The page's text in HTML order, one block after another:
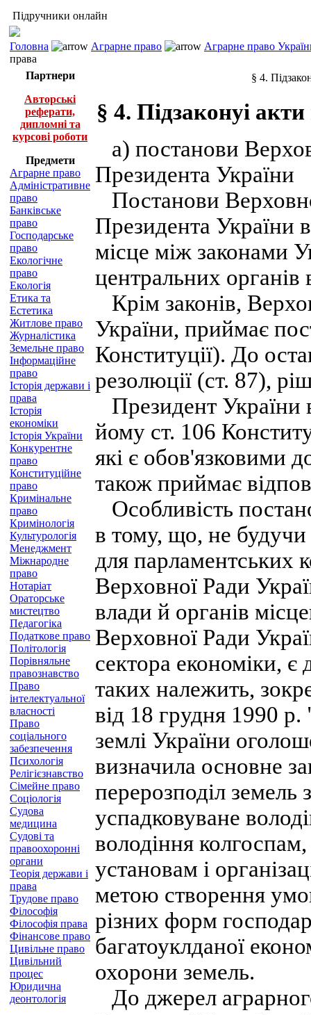
Підручники онлайн
Головна Аграрне право
Аграрне право
права
Партнери
Авторські
реферати,
дипломні та
курсові роботи
Предмети
Аграрне право
Адміністративне
право
Банківське
право
Господарське
право
Екологічне
право
Екологія
Етика та
Естетика
Житлове право
Журналістика
Земельне право
Інформаційне
право
Історія держави і
права
Історія
економіки
Історія України
Конкурентне
право
Конституційне
право
Кримінальне
право
Кримінологія
Культурологія
Менеджмент
Міжнародне
право
Нотаріат
Ораторське
мистецтво
Педагогіка
Податкове право
Політологія
Порівняльне
правознавство
Право
інтелектуальної
власності
Право
соціального
забезпечення
Психологія
Релігієзнавство
Сімейне право
Соціологія
Судова
медицина
Судові та
правоохоронні
органи
Теорія держави і
права
Трудове право
Філософія
Філософія права
Фінансове право
Цивільне право
Цивільний
процес
Юридична
деонтологія
§ 4.
§ 4. Підзаконyі
а) постанови
Президента України
Постанови
Президента України
місце між законами
центральних органів
Крім законів,
України, приймає
Конституції). До
резолюції (ст. 87),
Президент
йому ст. 106
які є обов'язковими
також приймає
Особливість
в тому, що, не
для парламентських
Верховної Ради
влади й органів
Верховної Ради
сектора економіки,
таких належить,
від 18 грудня 1990
землі України
визначила основне
перерозподіл
успадковуване
володіння
установам і
метою створення
різних форм
багатоуклданої
охорони земель.
До джерел